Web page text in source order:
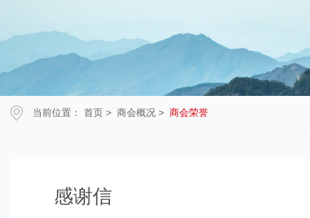
当前位置： 首页 > 商会概况 > 商会荣誉
感谢信